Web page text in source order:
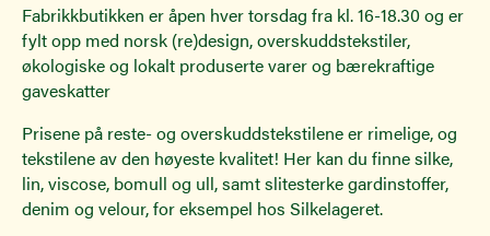
Fabrikkbutikken er åpen hver torsdag fra kl. 16-18.30 og er
fylt opp med norsk (re)design, overskuddstekstiler,
økologiske og lokalt produserte varer og bærekraftige
gaveskatter
Prisene på reste- og overskuddstekstilene er rimelige, og
tekstilene av den høyeste kvalitet! Her kan du finne silke,
lin, viscose, bomull og ull, samt slitesterke gardinstoffer,
denim og velour, for eksempel hos Silkelageret.